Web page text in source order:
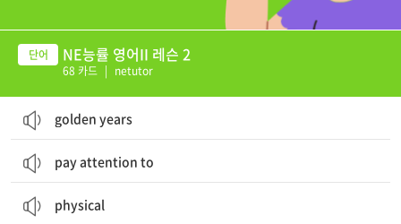
NE능률 영어II 레슨 2
68 카드 | netutor
golden years
pay attention to
physical